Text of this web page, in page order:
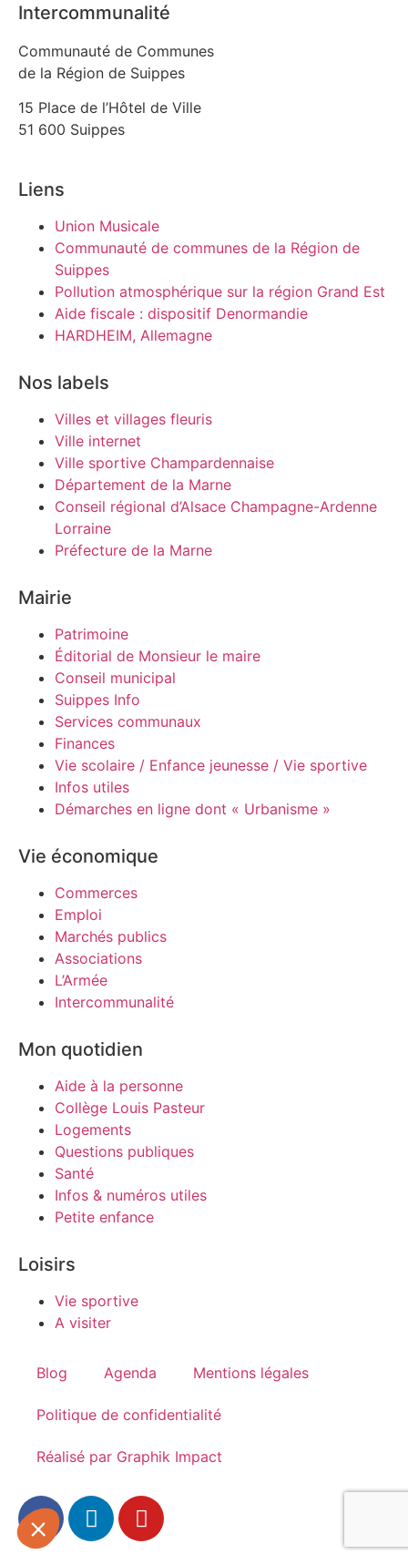
Intercommunalité
Communauté de Communes
de la Région de Suippes
15 Place de l’Hôtel de Ville
51 600 Suippes
Liens
Union Musicale
Communauté de communes de la Région de
Suippes
Pollution atmosphérique sur la région Grand Est
Aide fiscale : dispositif Denormandie
HARDHEIM, Allemagne
Nos labels
Villes et villages fleuris
Ville internet
Ville sportive Champardennaise
Département de la Marne
Conseil régional d’Alsace Champagne-Ardenne
Lorraine
Préfecture de la Marne
Mairie
Patrimoine
Éditorial de Monsieur le maire
Conseil municipal
Suippes Info
Services communaux
Finances
Vie scolaire / Enfance jeunesse / Vie sportive
Infos utiles
Démarches en ligne dont « Urbanisme »
Vie économique
Commerces
Emploi
Marchés publics
Associations
L’Armée
Intercommunalité
Mon quotidien
Aide à la personne
Collège Louis Pasteur
Logements
Questions publiques
Santé
Infos & numéros utiles
Petite enfance
Loisirs
Vie sportive
A visiter
Blog Agenda Mentions légales
Politique de confidentialité
Réalisé par Graphik Impact